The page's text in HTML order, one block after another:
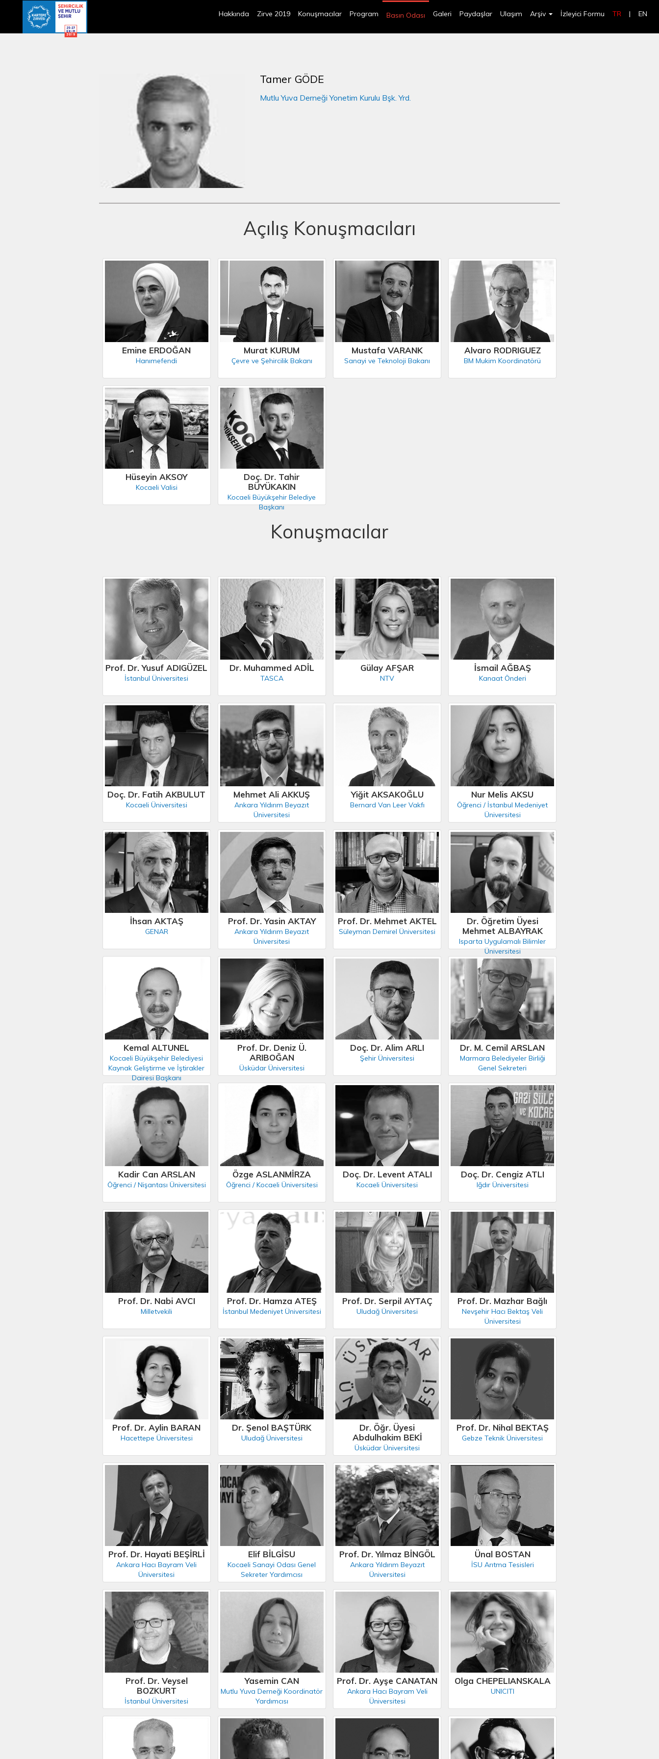
Hakkında Zirve 2019 Konuşmacılar Program Basın Odası Galeri Paydaşlar Ulaşım Arşiv İzleyici Formu TR | EN
Tamer GÖDE
Mutlu Yuva Derneği Yonetim Kurulu Bşk. Yrd.
Açılış Konuşmacıları
Emine ERDOĞAN
Hanımefendi
Murat KURUM
Çevre ve Şehircilik Bakanı
Mustafa VARANK
Sanayi ve Teknoloji Bakanı
Alvaro RODRIGUEZ
BM Mukim Koordinatörü
Hüseyin AKSOY
Kocaeli Valisi
Doç. Dr. Tahir
BÜYÜKAKIN
Kocaeli Büyükşehir Belediye
Başkanı
Konuşmacılar
Prof. Dr. Yusuf ADIGÜZEL
İstanbul Üniversitesi
Dr. Muhammed ADİL
TASCA
Gülay AFŞAR
NTV
İsmail AĞBAŞ
Kanaat Önderi
Doç. Dr. Fatih AKBULUT
Kocaeli Üniversitesi
Mehmet Ali AKKUŞ
Ankara Yıldırım Beyazıt
Üniversitesi
Yiğit AKSAKOĞLU
Bernard Van Leer Vakfı
Nur Melis AKSU
Öğrenci / İstanbul Medeniyet
Üniversitesi
İhsan AKTAŞ
GENAR
Prof. Dr. Yasin AKTAY
Ankara Yıldırım Beyazıt
Üniversitesi
Prof. Dr. Mehmet AKTEL
Süleyman Demirel Üniversitesi
Dr. Öğretim Üyesi
Mehmet ALBAYRAK
Isparta Uygulamalı Bilimler
Üniversitesi
Kemal ALTUNEL
Kocaeli Büyükşehir Belediyesi
Kaynak Geliştirme ve İştirakler
Dairesi Başkanı
Prof. Dr. Deniz Ü.
ARIBOĞAN
Üsküdar Üniversitesi
Doç. Dr. Alim ARLI
Şehir Üniversitesi
Dr. M. Cemil ARSLAN
Marmara Belediyeler Birliği
Genel Sekreteri
Kadir Can ARSLAN
Öğrenci / Nişantası Üniversitesi
Özge ASLANMİRZA
Öğrenci / Kocaeli Üniversitesi
Doç. Dr. Levent ATALI
Kocaeli Üniversitesi
Doç. Dr. Cengiz ATLI
Iğdır Üniversitesi
Prof. Dr. Nabi AVCI
Milletvekili
Prof. Dr. Hamza ATEŞ
İstanbul Medeniyet Üniversitesi
Prof. Dr. Serpil AYTAÇ
Uludağ Üniversitesi
Prof. Dr. Mazhar Bağlı
Nevşehir Hacı Bektaş Veli
Üniversitesi
Prof. Dr. Aylin BARAN
Hacettepe Üniversitesi
Dr. Şenol BAŞTÜRK
Uludağ Üniversitesi
Dr. Öğr. Üyesi
Abdulhakim BEKİ
Üsküdar Üniversitesi
Prof. Dr. Nihal BEKTAŞ
Gebze Teknik Üniversitesi
Prof. Dr. Hayati BEŞİRLİ
Ankara Hacı Bayram Veli
Üniversitesi
Elif BİLGİSU
Kocaeli Sanayi Odası Genel
Sekreter Yardımcısı
Prof. Dr. Yılmaz BİNGÖL
Ankara Yıldırım Beyazıt
Üniversitesi
Ünal BOSTAN
İSU Arıtma Tesisleri
Prof. Dr. Veysel
BOZKURT
İstanbul Üniversitesi
Yasemin CAN
Mutlu Yuva Derneği Koordinatör
Yardımcısı
Prof. Dr. Ayşe CANATAN
Ankara Hacı Bayram Veli
Üniversitesi
Olga CHEPELIANSKALA
UNICITI